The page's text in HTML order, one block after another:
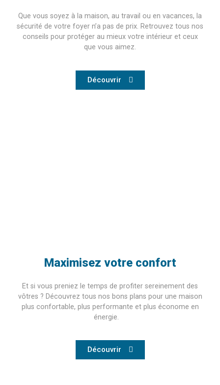
Que vous soyez à la maison, au travail ou en vacances, la
sécurité de votre foyer n’a pas de prix. Retrouvez tous nos
conseils pour protéger au mieux votre intérieur et ceux
que vous aimez.
Découvrir
Maximisez votre confort
Et si vous preniez le temps de profiter sereinement des
vôtres ? Découvrez tous nos bons plans pour une maison
plus confortable, plus performante et plus économe en
énergie.
Découvrir